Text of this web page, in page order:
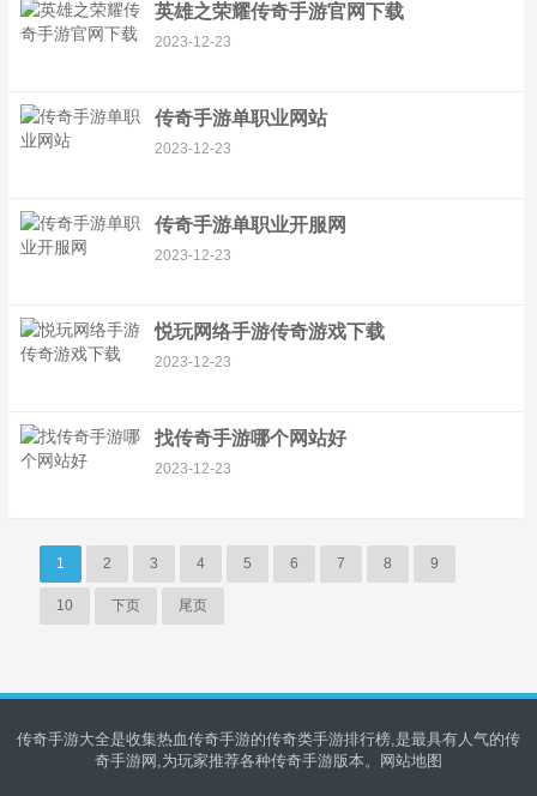
英雄之荣耀传奇手游官网下载
2023-12-23
传奇手游单职业网站
2023-12-23
传奇手游单职业开服网
2023-12-23
悦玩网络手游传奇游戏下载
2023-12-23
找传奇手游哪个网站好
2023-12-23
1 2 3 4 5 6 7 8 9
10 下页 尾页
传奇手游大全是收集热血传奇手游的传奇类手游排行榜,是最具有人气的传
奇手游网,为玩家推荐各种传奇手游版本。
网站地图